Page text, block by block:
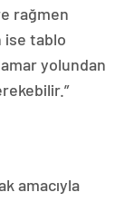
rağmen
ise tablo
yolundan
amacıyla